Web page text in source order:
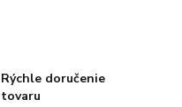
Rýchle doručenie
tovaru